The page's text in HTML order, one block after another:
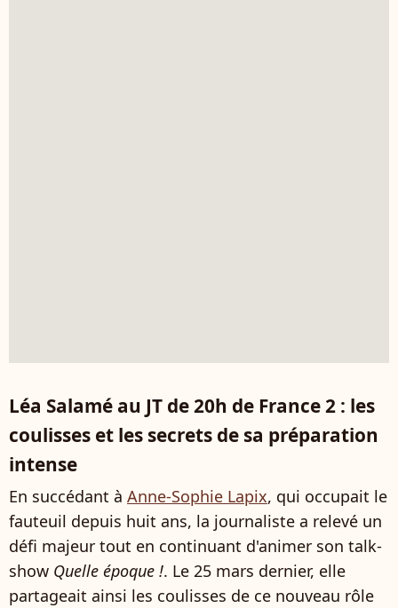
Léa Salamé au JT de 20h de France 2 : les
coulisses et les secrets de sa préparation
intense
En succédant à Anne-Sophie Lapix, qui occupait le
fauteuil depuis huit ans, la journaliste a relevé un
défi majeur tout en continuant d'animer son talk-
show Quelle époque !. Le 25 mars dernier, elle
partageait ainsi les coulisses de ce nouveau rôle